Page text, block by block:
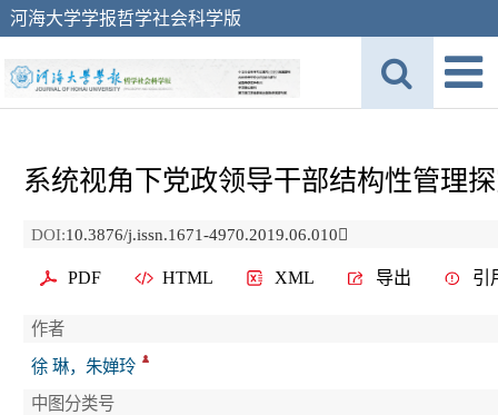
河海大学学报哲学社会科学版
系统视角下党政领导干部结构性管理
DOI:10.3876/j.issn.1671-4970.2019.06.010
PDF HTML XML 导出 引
作者
徐 琳，朱婵玲
中图分类号